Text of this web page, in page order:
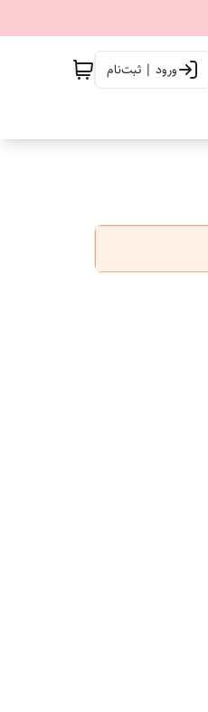
ورود | ثبت‌نام